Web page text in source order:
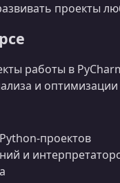
проекты
работы в
и оптимизации
и